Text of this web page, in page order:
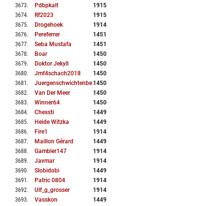
3673. Pdbpkalt
1915
3674. Rf2023
1915
3675. Drogehoek
1914
3676. Pereferrer
1451
3677. Seba Mustafa
1451
3678. Boar
1450
3679. Doktor Jekyll
1450
3680. Jmf4schach2018
1450
3681 . Juergenschwichtenberg1450
3682. Van Der Meer
1450
3683. Winner64
1450
3684. Chessti
1449
3685. Heide Witzka
1449
3686. Fire1
1914
3687. Maillon Gérard
1449
3688. Gambler147
1914
3689. Javmar
1914
3690. Slobidobi
1449
3691 . Patric 0804
1914
3692. Ulf_g_grosser
1914
3693. Vasskon
1449